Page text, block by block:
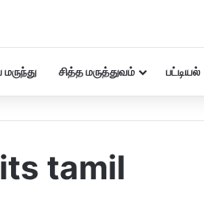
சித்த மருத்துவம் பட்டியல்
tamil